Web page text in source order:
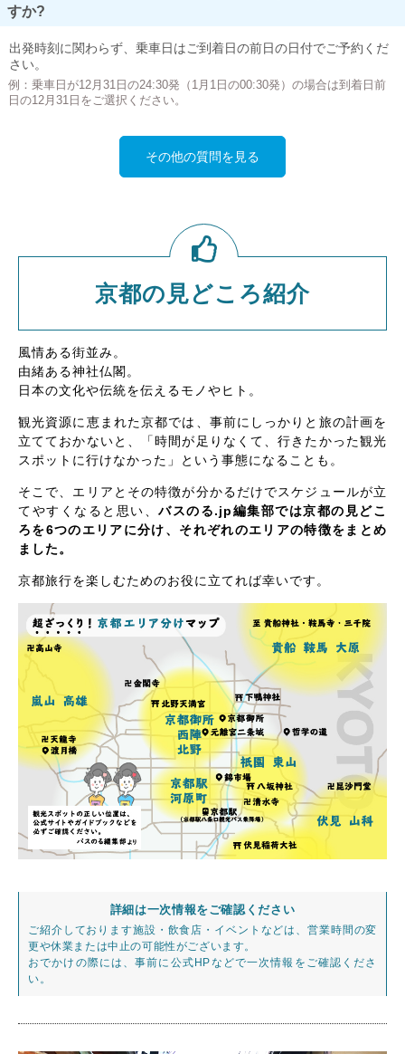
すか?
出発時刻に関わらず、乗車日はご到着日の前日の日付でご予約くだ
さい。
例：乗車日が12月31日の24:30発（1月1日の00:30発）の場合は到着日前
日の12月31日をご選択ください。
その他の質問を見る
京都の見どころ紹介
風情ある街並み。
由緒ある神社仏閣。
日本の文化や伝統を伝えるモノやヒト。
観光資源に恵まれた京都では、事前にしっかりと旅の計画を
立てておかないと、「時間が足りなくて、行きたかった観光
スポットに行けなかった」という事態になることも。
そこで、エリアとその特徴が分かるだけでスケジュールが立
てやすくなると思い、バスのる.jp編集部では京都の見どこ
ろを6つのエリアに分け、それぞれのエリアの特徴をまとめ
ました。
京都旅行を楽しむためのお役に立てれば幸いです。
詳細は一次情報をご確認ください
ご紹介しております施設・飲食店・イベントなどは、営業時間の変
更や休業または中止の可能性がございます。
おでかけの際には、事前に公式HPなどで一次情報をご確認くださ
い。